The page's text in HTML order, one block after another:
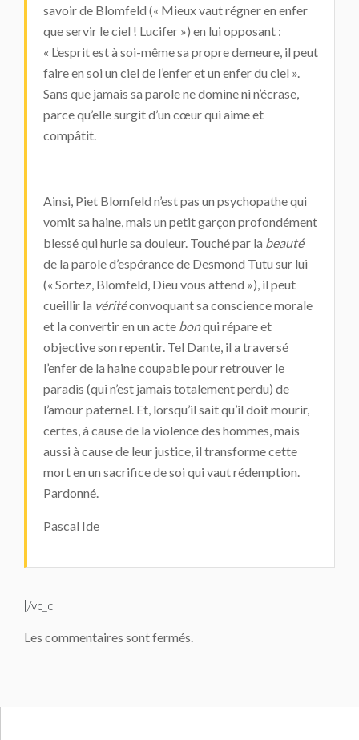
savoir de Blomfeld (« Mieux vaut régner en enfer
que servir le ciel ! Lucifer ») en lui opposant :
« L’esprit est à soi-même sa propre demeure, il peut
faire en soi un ciel de l’enfer et un enfer du ciel ».
Sans que jamais sa parole ne domine ni n’écrase,
parce qu’elle surgit d’un cœur qui aime et
compâtit.
Ainsi, Piet Blomfeld n’est pas un psychopathe qui
vomit sa haine, mais un petit garçon profondément
blessé qui hurle sa douleur. Touché par la beauté
de la parole d’espérance de Desmond Tutu sur lui
(« Sortez, Blomfeld, Dieu vous attend »), il peut
cueillir la véritéconvoquant sa conscience morale
et la convertir en un acte bonqui répare et
objective son repentir. Tel Dante, il a traversé
l’enfer de la haine coupable pour retrouver le
paradis (qui n’est jamais totalement perdu) de
l’amour paternel. Et, lorsqu’il sait qu’il doit mourir,
certes, à cause de la violence des hommes, mais
aussi à cause de leur justice, il transforme cette
mort en un sacrifice de soi qui vaut rédemption.
Pardonné.
Pascal Ide
[/vc_c
Les commentaires sont fermés.